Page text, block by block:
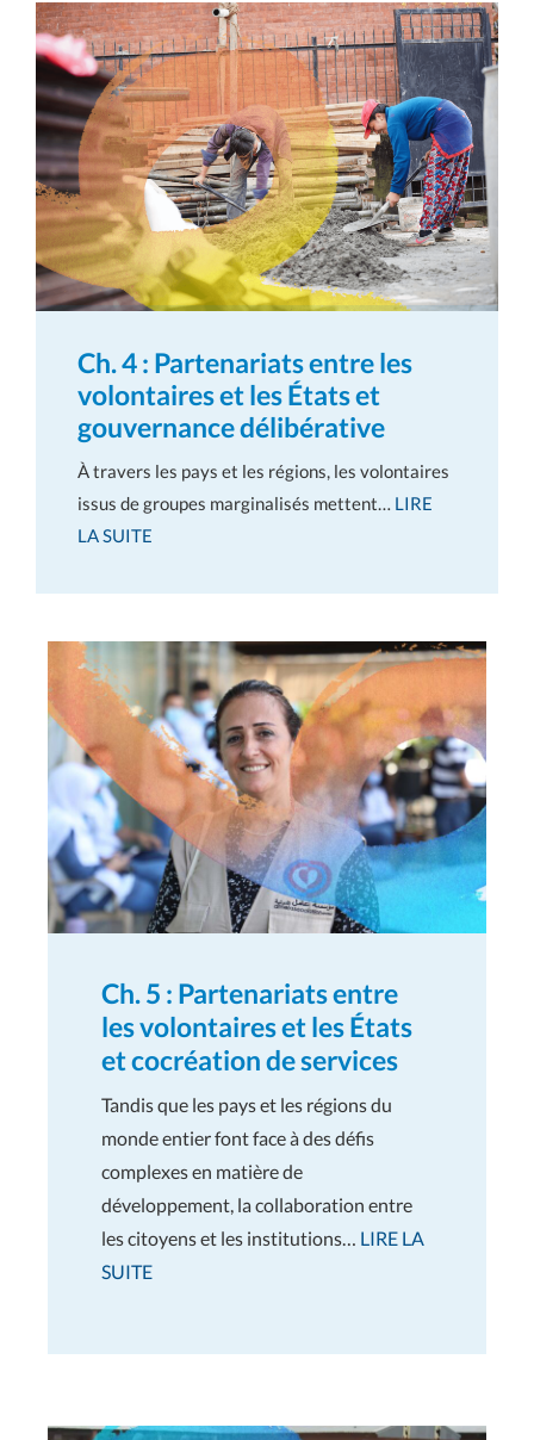
Ch. 4 : Partenariats entre les
volontaires et les États et
gouvernance délibérative
À travers les pays et les régions, les volontaires
issus de groupes marginalisés mettent… LIRE
LA SUITE
Ch. 5 : Partenariats entre
les volontaires et les États
et cocréation de services
Tandis que les pays et les régions du
monde entier font face à des défis
complexes en matière de
développement, la collaboration entre
les citoyens et les institutions… LIRE LA
SUITE